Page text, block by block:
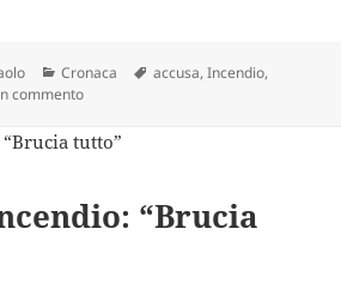
Categorie
Cronaca Tag
accusa,Incendio,
commentosu La scusa del piromane è
“Brucia